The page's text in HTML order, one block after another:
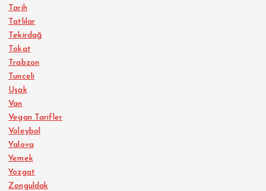
Tarih
Tatlılar
Tekirdağ
Tokat
Trabzon
Tunceli
Uşak
Van
Vegan Tarifler
Voleybol
Yalova
Yemek
Yozgat
Zonguldak